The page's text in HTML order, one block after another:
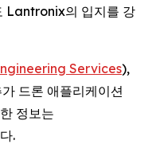
Lantronix의 입지를 강
Services),
드론 애플리케이션
정보는
.